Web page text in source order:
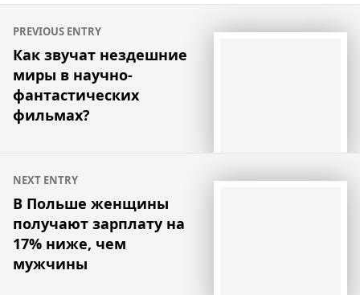
Навигация
по
записям
PREVIOUS ENTRY
Как звучат нездешние
миры в научно-
фантастических
фильмах?
NEXT ENTRY
В Польше женщины
получают зарплату на
17% ниже, чем
мужчины